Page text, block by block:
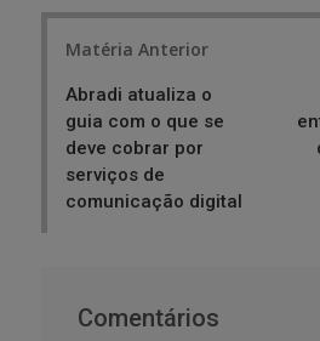
Matéria Anterior
Abradi atualiza o
guia com o que se
deve cobrar por
serviços de
comunicação digital
Comentários